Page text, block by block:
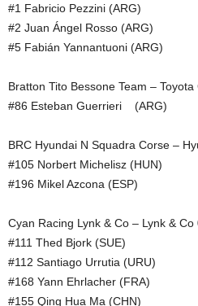
#1 Fabricio Pezzini (ARG)
#2 Juan Ángel Rosso (ARG)
#5 Fabián Yannantuoni (ARG)
Bratton Tito Bessone Team – Toyota
#86 Esteban Guerrieri (ARG)
BRC Hyundai N Squadra Corse –
#105 Norbert Michelisz (HUN)
#196 Mikel Azcona (ESP)
Cyan Racing Lynk & Co – Lynk & Co
#111 Thed Bjork (SUE)
#112 Santiago Urrutia (URU)
#168 Yann Ehrlacher (FRA)
#155 Qing Hua Ma (CHN)